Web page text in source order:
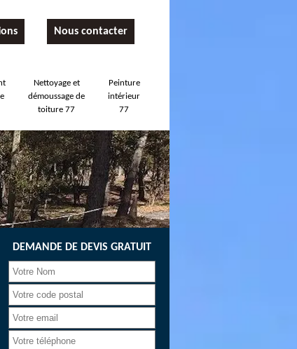
Nous contacter
Nettoyage et
démoussage de
toiture 77
Peinture
intérieur
77
DEMANDE DE DEVIS GRATUIT